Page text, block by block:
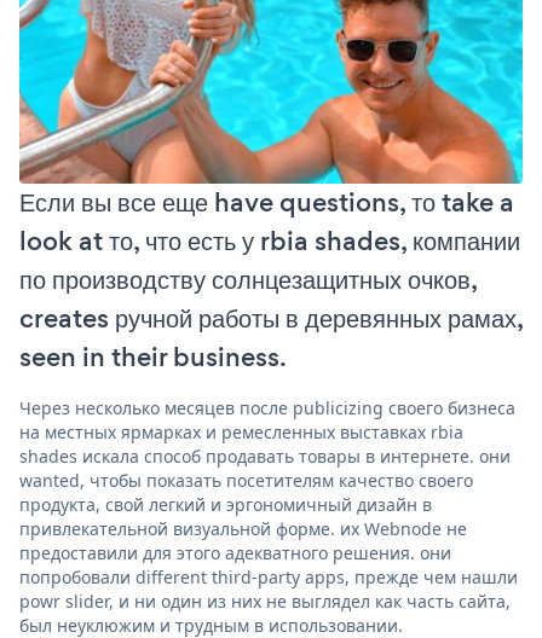
Если вы все еще have questions, то take a
look at то, что есть у rbia shades, компании
по производству солнцезащитных очков,
creates ручной работы в деревянных рамах,
seen in their business.
Через несколько месяцев после publicizing своего бизнеса
на местных ярмарках и ремесленных выставках rbia
shades искала способ продавать товары в интернете. они
wanted, чтобы показать посетителям качество своего
продукта, свой легкий и эргономичный дизайн в
привлекательной визуальной форме. их Webnode не
предоставили для этого адекватного решения. они
попробовали different third-party apps, прежде чем нашли
powr slider, и ни один из них не выглядел как часть сайта,
был неуклюжим и трудным в использовании.